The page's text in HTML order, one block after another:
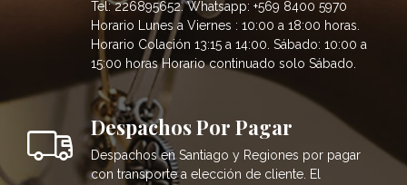
Tel: 226895652. Whatsapp: +569 8400 5970
Horario Lunes a Viernes : 10:00 a 18:00 horas.
Horario Colación 13:15 a 14:00. Sábado: 10:00 a
15:00 horas Horario continuado solo Sábado.
Despachos Por Pagar
Despachos en Santiago y Regiones por pagar
con transporte a elección de cliente. El